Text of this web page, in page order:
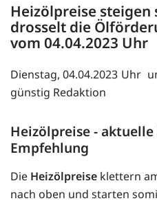
Heizölpreise steigen
drosselt die
vom 04.04.2023
Dienstag, 04.04.2023
günstig Redaktion
Heizölpreise -
Empfehlung
Die Heizölpreise klettern
nach oben und starten